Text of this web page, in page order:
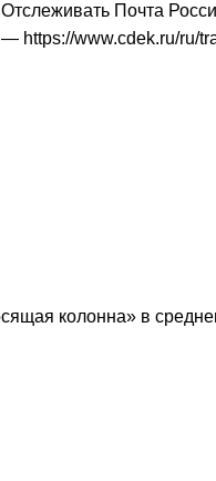
Отслеживать Почта
— https://www.cdek.ru/ru/
колонна» в